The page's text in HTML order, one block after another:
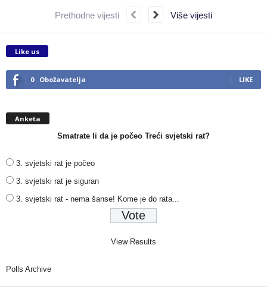
Prethodne vijesti Više vijesti
Like us
0 Obožavatelja LIKE
Anketa
Smatrate li da je počeo Treći svjetski rat?
3. svjetski rat je počeo
3. svjetski rat je siguran
3. svjetski rat - nema šanse! Kome je do rata...
View Results
Polls Archive